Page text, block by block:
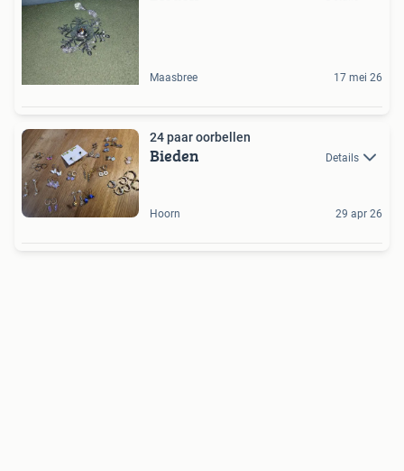
Maasbree 17 mei 26
24 paar oorbellen
Bieden Details
Hoorn 29 apr 26